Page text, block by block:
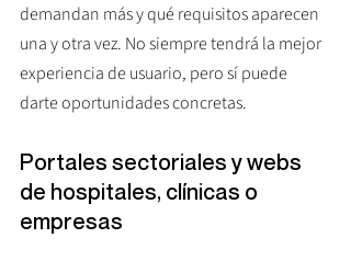
demandan más y qué requisitos aparecen
una y otra vez. No siempre tendrá la mejor
experiencia de usuario, pero sí puede
darte oportunidades concretas.
Portales sectoriales y webs
de hospitales, clínicas o
empresas